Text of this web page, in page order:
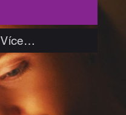
Více…